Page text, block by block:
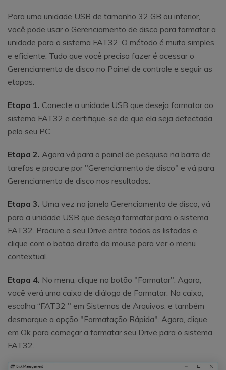
Para uma unidade USB de tamanho 32 GB ou inferior,
você pode usar o Gerenciamento de disco para formatar a
unidade para o sistema FAT32. O método é muito simples
e eficiente. Tudo que você precisa fazer é acessar o
Gerenciamento de disco no Painel de controle e seguir as
etapas.
Etapa 1. Conecte a unidade USB que deseja formatar ao
sistema FAT32 e certifique-se de que ela seja detectada
pelo seu PC.
Etapa 2. Agora vá para o painel de pesquisa na barra de
tarefas e procure por "Gerenciamento de disco" e vá para
Gerenciamento de disco nos resultados.
Etapa 3. Uma vez na janela Gerenciamento de disco, vá
para a unidade USB que deseja formatar para o sistema
FAT32. Procure o seu Drive entre todos os listados e
clique com o botão direito do mouse para ver o menu
contextual.
Etapa 4. No menu, clique no botão "Formatar". Agora,
você verá uma caixa de diálogo de Formatar. Na caixa,
escolha “FAT32 ″ em Sistemas de Arquivos, e também
desmarque a opção "Formatação Rápida". Agora, clique
em Ok para começar a formatar seu Drive para o sistema
FAT32.